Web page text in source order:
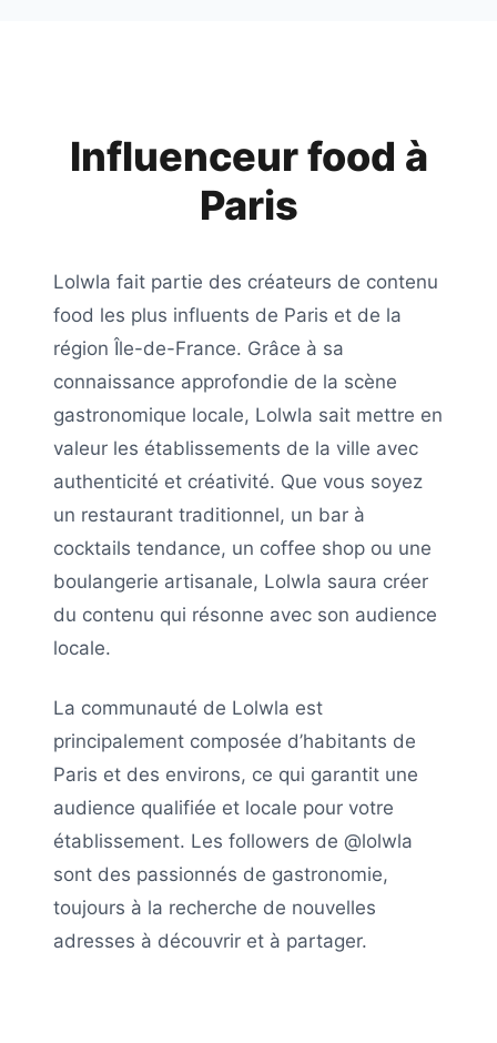
Influenceur food à
Paris
Lolwla fait partie des créateurs de contenu
food les plus influents de Paris et de la
région Île-de-France. Grâce à sa
connaissance approfondie de la scène
gastronomique locale, Lolwla sait mettre en
valeur les établissements de la ville avec
authenticité et créativité. Que vous soyez
un restaurant traditionnel, un bar à
cocktails tendance, un coffee shop ou une
boulangerie artisanale, Lolwla saura créer
du contenu qui résonne avec son audience
locale.
La communauté de Lolwla est
principalement composée d’habitants de
Paris et des environs, ce qui garantit une
audience qualifiée et locale pour votre
établissement. Les followers de @lolwla
sont des passionnés de gastronomie,
toujours à la recherche de nouvelles
adresses à découvrir et à partager.